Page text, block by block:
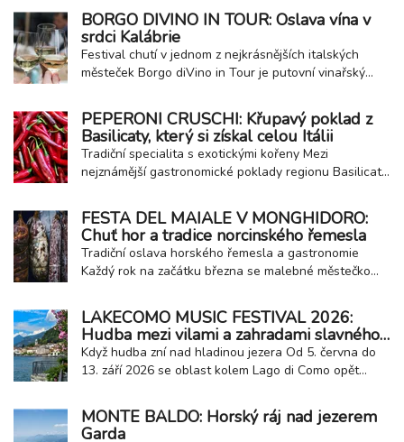
ocenění získalo celkem 257 přímořských a jezerních
obcí, což potvrzuje vysokou kvalitu místních pláží,
čistotu vody i úroveň poskytovaných...
BORGO DIVINO IN TOUR: Oslava vína v
srdci Kalábrie
Festival chutí v jednom z nejkrásnějších italských
městeček Borgo diVino in Tour je putovní vinařský
kvalitní víno a regionální gastronomii. Jednou ze
zastávek této oblíbené akce je také malebné
kalábrijské městečko Fiumefreddo Bruzio...
PEPERONI CRUSCHI: Křupavý poklad z
Basilicaty, který si získal celou Itálii
Tradiční specialita s exotickými kořeny Mezi
nejznámější gastronomické poklady regionu Basilicata
papriky s chráněným zeměpisným označením PGI jsou
dnes nedílnou součástí místní kuchyně, přesto jejich
historie sahá až do Karibiku. Do jižní...
FESTA DEL MAIALE V MONGHIDORO:
Chuť hor a tradice norcinského řemesla
Tradiční oslava horského řemesla a gastronomie
Každý rok na začátku března se malebné městečko
hranici s Appeniny, promění v jednu z nejzajímavějších
gastronomických událostí regionu – Festa del Maiale,
tedy slavnost prasete. Tato akce oslavuje...
LAKECOMO MUSIC FESTIVAL 2026:
Hudba mezi vilami a zahradami slavného
jezera
Když hudba zní nad hladinou jezera Od 5. června do
13. září 2026 se oblast kolem Lago di Como opět
Music Festival nabídne desítky vystoupení v
historických vilách, zahradách s výhledem na jezero,
MONTE BALDO: Horský ráj nad jezerem
Garda